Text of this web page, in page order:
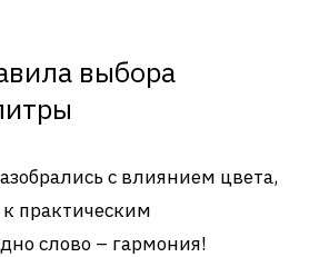
выбора
с влиянием цвета,
практическим
слово – гармония!